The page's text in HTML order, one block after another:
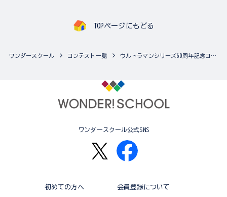
TOPページにもどる
ワンダースクール コンテスト一覧 ウルトラマンシリーズ60周年記念コンテスト ～君のウルトラ怪獣を考えよう！～
ワンダースクール公式SNS
初めての方へ 会員登録について